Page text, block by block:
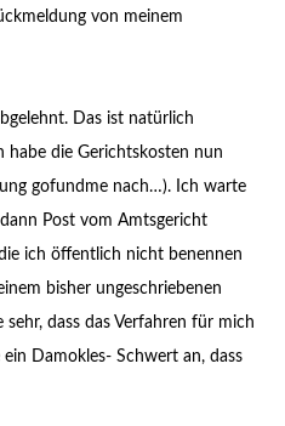
von meinem
Das ist natürlich
habe die Gerichtskosten nun
gofundme nach…). Ich warte
Post vom Amtsgericht
ich öffentlich nicht benennen
bisher ungeschriebenen
dass das Verfahren für mich
Damokles- Schwert an, dass